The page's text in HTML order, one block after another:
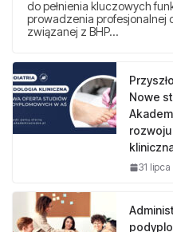
do pełnienia kluczowych
prowadzenia profesjonalnej
związanej z BHP…
Nowe
31